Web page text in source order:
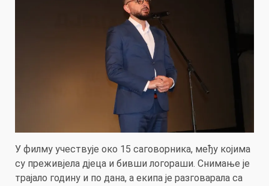
У филму учествује око 15 саговорника, међу којима
су преживјела дјеца и бивши логораши. Снимање је
трајало годину и по дана, а екипа је разговарала са